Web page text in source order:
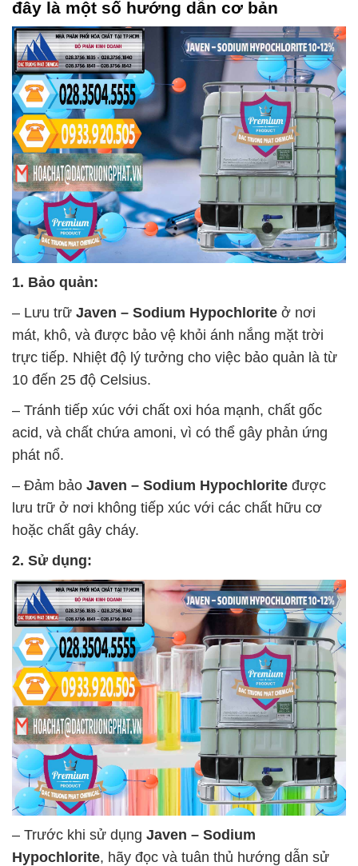
đây là một số hướng dẫn cơ bản
1. Bảo quản:
– Lưu trữ Javen – Sodium Hypochlorite ở nơi
mát, khô, và được bảo vệ khỏi ánh nắng mặt trời
trực tiếp. Nhiệt độ lý tưởng cho việc bảo quản là từ
10 đến 25 độ Celsius.
– Tránh tiếp xúc với chất oxi hóa mạnh, chất gốc
acid, và chất chứa amoni, vì có thể gây phản ứng
phát nổ.
– Đảm bảo Javen – Sodium Hypochlorite được
lưu trữ ở nơi không tiếp xúc với các chất hữu cơ
hoặc chất gây cháy.
2. Sử dụng:
– Trước khi sử dụng Javen – Sodium
Hypochlorite, hãy đọc và tuân thủ hướng dẫn sử